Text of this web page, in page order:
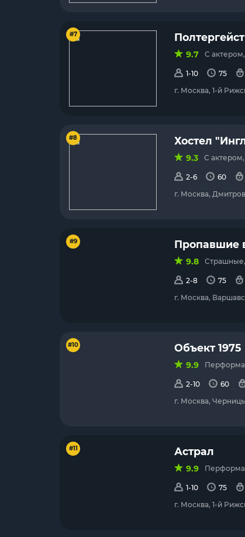
#7 Полтергейст
9.7 С актером,
1-10 75
г. Москва, 1-й
#8 Хостел
9.3 С актером,
2-6 60
г. Москва,
#9 Пропавшие
9.8 Страшные,
2-8 75
г. Москва,
#10 Объект 1975
9.9
2-10 60
г. Москва,
#11 Астрал
9.9
1-10 75
г. Москва, 1-й